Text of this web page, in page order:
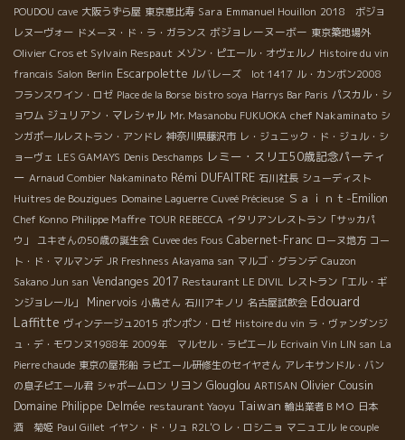
POUDOU cave 大阪うずら屋 東京恵比寿 Sara Emmanuel Houillon 2018 ボジョ
レヌーヴォー ドメーヌ・ド・ラ・ガランス ボジョレーヌーボー 東京築地場外
Olivier Cros et Sylvain Respaut メゾン・ピエール・オヴェルノ Histoire du vin
francais Salon Berlin Escarpolette ルバレーズ lot 1417 ル・カンボン2008
フランスワイン・ロゼ Place de la Borse bistro soya Harrys Bar Paris パスカル・シ
ョワム ジュリアン・マレシャル Mr. Masanobu FUKUOKA chef Nakaminato シ
ンガポールレストラン・アンドレ 神奈川県藤沢市 レ・ジュニック・ド・ジュル・シ
ョーヴェ LES GAMAYS Denis Deschamps レミー・スリエ50歳記念パーティ
ー Arnaud Combier Nakaminato Rémi DUFAITRE 石川社長 シューディスト
Huitres de Bouzigues Domaine Laguerre Cuveé Précieuse Ｓａｉｎｔ-Emilion
Chef Konno Philippe Maffre TOUR REBECCA イタリアンレストラン「サッカパ
ウ」
ユキさんの50歳の誕生会 Cuvee des Fous Cabernet-Franc ローヌ地方 コー
ト・ド・マルマンデ JR Freshness Akayama san マルゴ・グランデ Cauzon
Sakano Jun san Vendanges 2017 Restaurant LE DIVIL レストラン「エル・ギ
ンジョレール」
Minervois 小島さん 石川アキノリ 名古屋試飲会 Edouard
Laffitte ヴィンテージュ2015 ポンポン・ロゼ Histoire du vin ラ・ヴァンダンジ
ュ・デ・モワンヌ1988年 2009年 マルセル・ラピエール Ecrivain Vin LIN san La
Pierre chaude 東京の屋形船 ラピエール研修生のセイヤさん アレキサンドル・バン
の息子ピエール君 シャポームロン リヨン Glouglou ARTISAN Olivier Cousin
Domaine Philippe Delmée restaurant Yaoyu Taiwan 輸出業者ＢＭＯ 日本
酒 菊姫 Paul Gillet イヤン・ド・リュ R2L'O レ・ロシニョ マニュエル le couple